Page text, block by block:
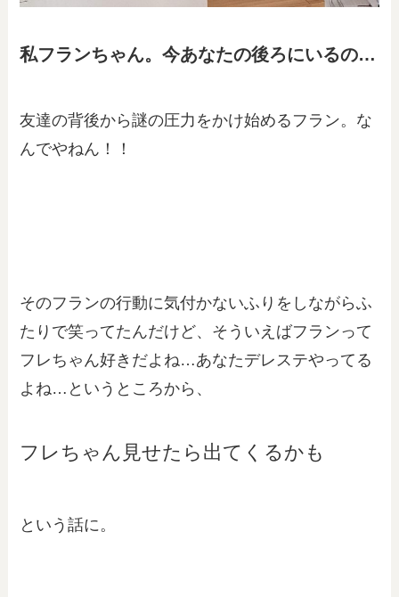
私フランちゃん。今あなたの後ろにいるの…
友達の背後から謎の圧力をかけ始めるフラン。な
んでやねん！！
そのフランの行動に気付かないふりをしながらふ
たりで笑ってたんだけど、そういえばフランって
フレちゃん好きだよね…あなたデレステやってる
よね…というところから、
フレちゃん見せたら出てくるかも
という話に。